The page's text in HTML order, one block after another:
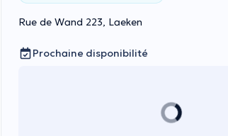
Rue de Wand 223, Laeken
Prochaine disponibilité